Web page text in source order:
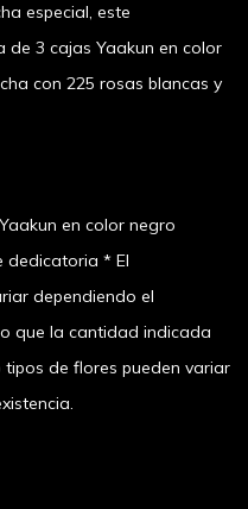
especial, este
3 cajas Yaakun en color
con 225 rosas blancas y
en color negro
dedicatoria * El
dependiendo el
que la cantidad indicada
de flores pueden variar